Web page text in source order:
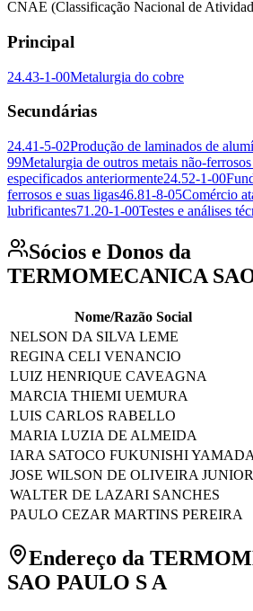
CNAE (Classificação Nacional de
Principal
24.43-1-00Metalurgia do cobre
Secundárias
24.41-5-02Produção de laminados de
99Metalurgia de outros metais não-
especificados anteriormente24.52-1-00
ferrosos e suas ligas46.81-8-05Comércio
lubrificantes71.20-1-00Testes e análises
Sócios e Donos da
TERMOMECANICA
Nome/Razão Social
NELSON DA SILVA LEME
REGINA CELI VENANCIO
LUIZ HENRIQUE CAVEAGNA
MARCIA THIEMI UEMURA
LUIS CARLOS RABELLO
MARIA LUZIA DE ALMEIDA
IARA SATOCO FUKUNISHI YAMADA
JOSE WILSON DE OLIVEIRA JUNIOR
WALTER DE LAZARI SANCHES
PAULO CEZAR MARTINS PEREIRA
Endereço da
SAO PAULO S A